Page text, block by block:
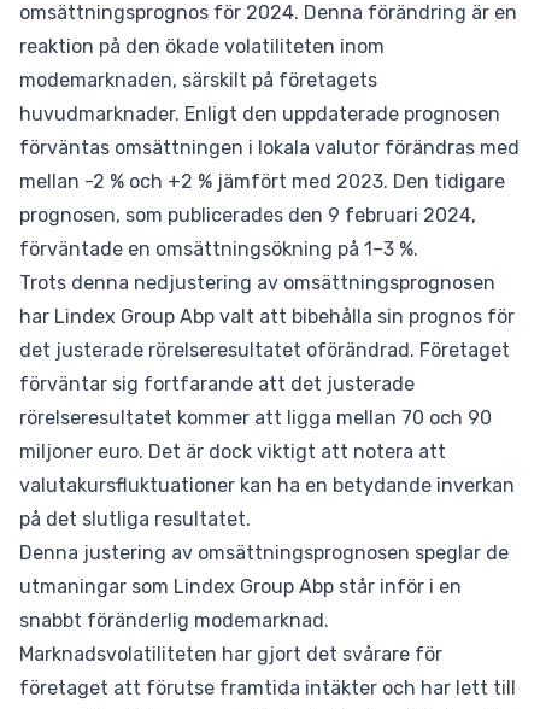
omsättningsprognos för 2024. Denna förändring är en
reaktion på den ökade volatiliteten inom
modemarknaden, särskilt på företagets
huvudmarknader. Enligt den uppdaterade prognosen
förväntas omsättningen i lokala valutor förändras med
mellan -2 % och +2 % jämfört med 2023. Den tidigare
prognosen, som publicerades den 9 februari 2024,
förväntade en omsättningsökning på 1–3 %.
Trots denna nedjustering av omsättningsprognosen
har Lindex Group Abp valt att bibehålla sin prognos för
det justerade rörelseresultatet oförändrad. Företaget
förväntar sig fortfarande att det justerade
rörelseresultatet kommer att ligga mellan 70 och 90
miljoner euro. Det är dock viktigt att notera att
valutakursfluktuationer kan ha en betydande inverkan
på det slutliga resultatet.
Denna justering av omsättningsprognosen speglar de
utmaningar som Lindex Group Abp står inför i en
snabbt föränderlig modemarknad.
Marknadsvolatiliteten har gjort det svårare för
företaget att förutse framtida intäkter och har lett till